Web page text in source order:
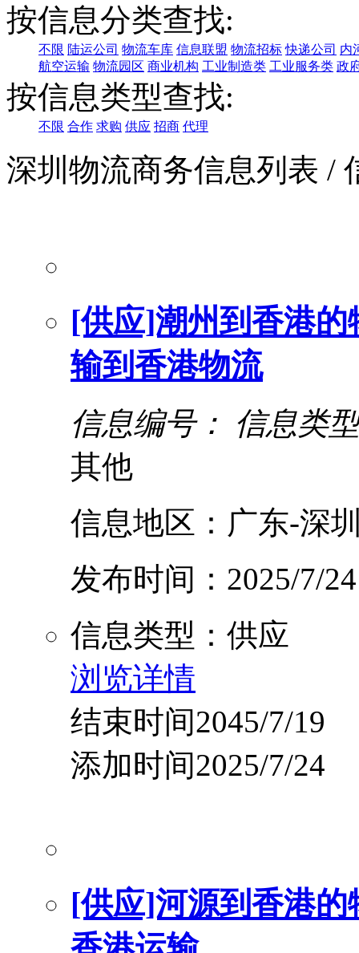
按信息分类查找:
不限 陆运公司 物流车库 信息联盟 物流招标 快递公司 内
航空运输 物流园区 商业机构 工业制造类 工业服务类 政
按信息类型查找:
不限 合作 求购 供应 招商 代理
深圳物流商务信息列表 /
[供应]潮州到香港
输到香港物流
信息编号： 信息类
其他
信息地区：广东-深
发布时间：2025/7/24
信息类型：供应
浏览详情
结束时间2045/7/19
添加时间2025/7/24
[供应]河源到香港